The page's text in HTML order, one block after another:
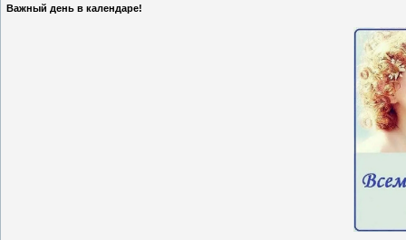
Важный день в календаре!